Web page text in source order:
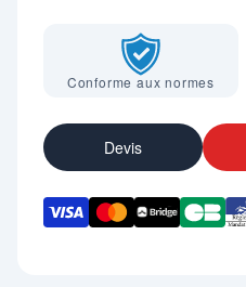
Conforme aux normes
Devis